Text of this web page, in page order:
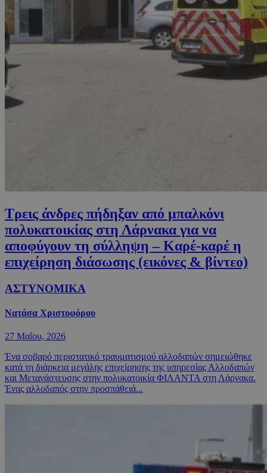
Τρεις άνδρες πήδηξαν από μπαλκόνι
πολυκατοικίας στη Λάρνακα για να
αποφύγουν τη σύλληψη – Καρέ-καρέ η
επιχείρηση διάσωσης (εικόνες & βίντεο)
ΑΣΤΥΝΟΜΙΚΑ
Νατάσα Χριστοφόρου
27 Μαΐου, 2026
Ένα σοβαρό περιστατικό τραυματισμού αλλοδαπών σημειώθηκε
κατά τη διάρκεια μεγάλης επιχείρησης της υπηρεσίας Αλλοδαπών
και Μετανάστευσης στην πολυκατοικία ΦΙΛΑΝΤΑ στη Λάρνακα.
Ένας αλλοδαπός στην προσπάθειά...